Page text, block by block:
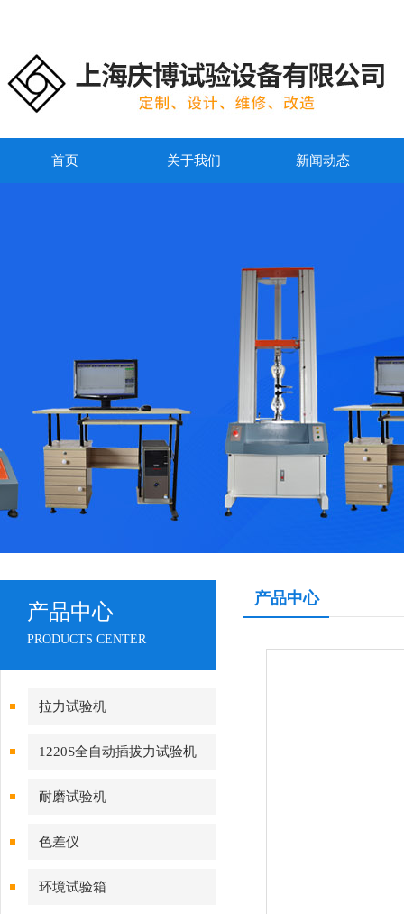
首页 关于我们 新闻动态
产品中心
PRODUCTS CENTER
拉力试验机
1220S全自动插拔力试验机
耐磨试验机
色差仪
环境试验箱
产品中心